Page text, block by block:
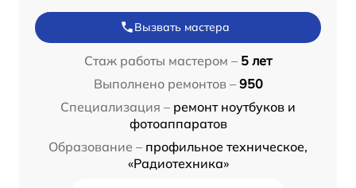
Вызвать мастера
Стаж работы мастером – 5 лет
Выполнено ремонтов – 950
Специализация – ремонт ноутбуков и
фотоаппаратов
Образование – профильное техническое,
«Радиотехника»